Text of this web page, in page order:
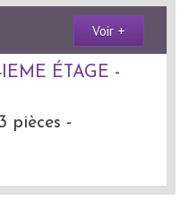
Voir +
ÉTAGE -
pièces -